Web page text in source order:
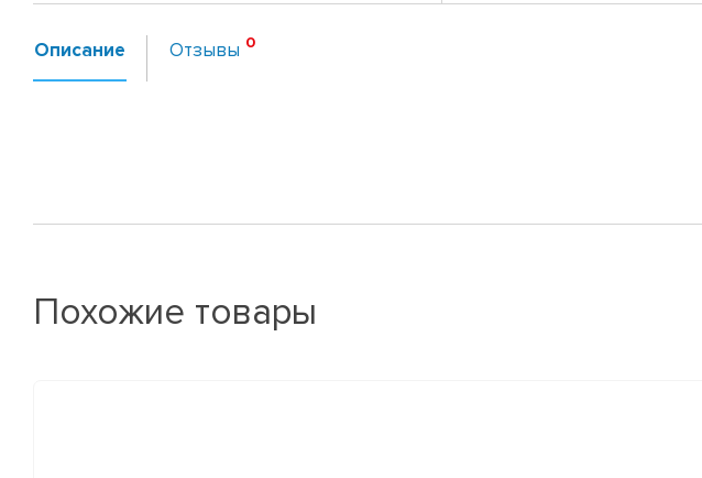
Описание Отзывы
Похожие товары